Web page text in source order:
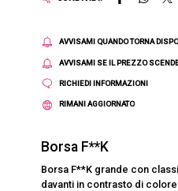
AVVISAMI QUANDO TORNA
AVVISAMI SE IL PREZZO
RICHIEDI INFORMAZIONI
RIMANI AGGIORNATO
Borsa F**K
Borsa F**K grande con
davanti in contrasto di